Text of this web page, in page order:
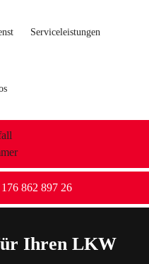
Serviceleistungen
862 897 26
Ihren LKW